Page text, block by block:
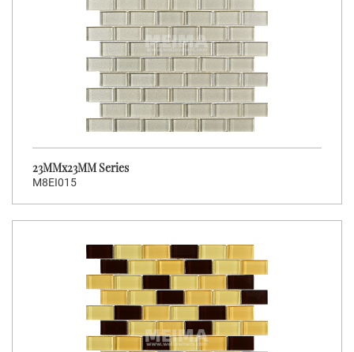
23MMx23MM Series
M8EI015